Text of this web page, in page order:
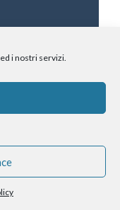
i nostri servizi.